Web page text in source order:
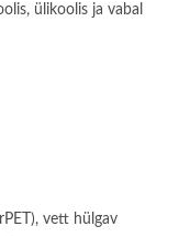
ülikoolis ja vabal
vett hülgav